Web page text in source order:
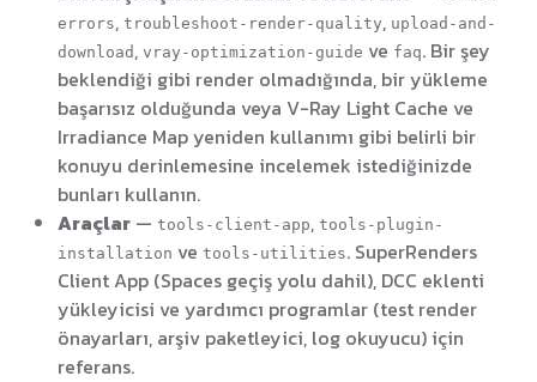
errors, troubleshoot-render-quality, upload-and-
download , vray-optimization-guide ve faq. Bir şey
beklendiği gibi render olmadığında, bir yükleme
başarısız olduğunda veya V-Ray Light Cache ve
Irradiance Map yeniden kullanımı gibi belirli bir
konuyu derinlemesine incelemek istediğinizde
bunları kullanın.
Araçlar — tools-client-app, tools-plugin-
installation ve tools-utilities. SuperRenders
Client App (Spaces geçiş yolu dahil), DCC eklenti
yükleyicisi ve yardımcı programlar (test render
önayarları, arşiv paketleyici, log okuyucu) için
referans.